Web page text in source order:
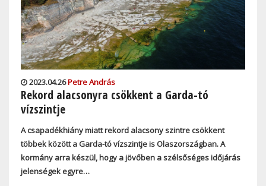
2023.04.26Petre András
Rekord alacsonyra csökkent a Garda-tó
vízszintje
A csapadékhiány miatt rekord alacsony szintre csökkent
többek között a Garda-tó vízszintje is Olaszországban. A
kormány arra készül, hogy a jövőben a szélsőséges időjárás
jelenségek egyre…